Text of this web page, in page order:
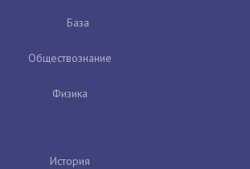
База
Обществознание
Физика
История